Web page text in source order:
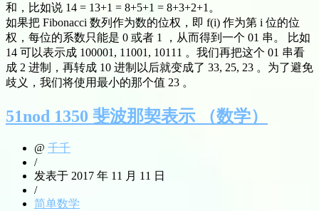
和，比如说 14 = 13+1 = 8+5+1 = 8+3+2+1。
如果把 Fibonacci 数列作为数的位权，即 f(i) 作为第 i 位的位
权，每位的系数只能是 0 或者 1 ，从而得到一个 01 串。 比如
14 可以表示成 100001, 11001, 10111 。我们再把这个 01 串看
成 2 进制，再转成 10 进制以后就变成了 33, 25, 23 。为了避免
歧义，我们将使用最小的那个值 23 。
51nod 1350 斐波那契表示 （数学）
@ 千千
/
发表于 2017 年 11 月 11 日
/
简单数学